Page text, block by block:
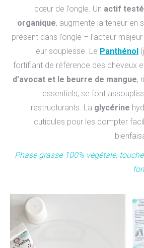
cœur de l’ongle. Un actif
organique, augmente la teneur en
présent dans l’ongle – l’acteur
leur souplesse. Le Panthénol
fortifiant de référence des cheveux
d’avocat et le beurre de mangue,
essentiels, se font
restructurants. La glycérine
cuticules pour les dompter
Phase grasse 100% végétale,